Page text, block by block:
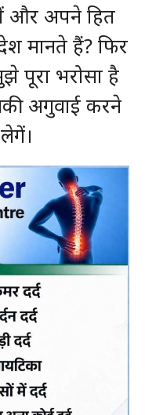
और अपने हित
मानते हैं? फिर
पूरा भरोसा है
अगुवाई करने